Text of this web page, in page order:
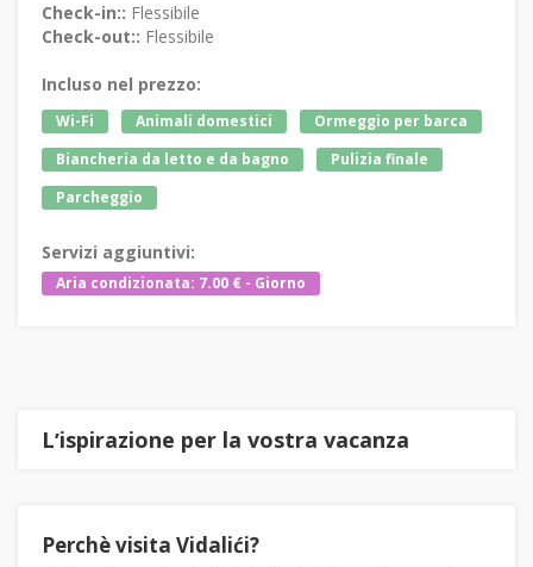
Check-in:: Flessibile
Check-out:: Flessibile
Incluso nel prezzo:
Wi-Fi Animali domestici
Ormeggio per barca
Biancheria da letto e da bagno
Pulizia finale
Parcheggio
Servizi aggiuntivi:
Aria condizionata: 7.00 € - Giorno
Lʼispirazione per la vostra vacanza
Perchè visita Vidalići?